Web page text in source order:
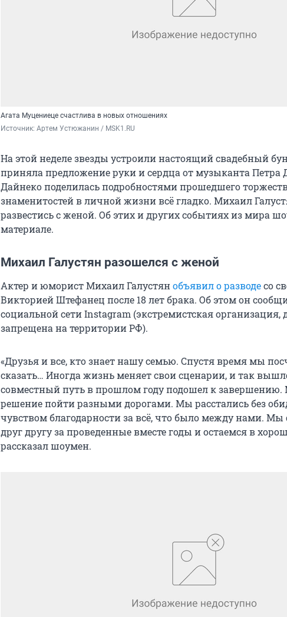
Агата Муцениеце счастлива в новых отношениях
Источник: Артем Устюжанин / MSK1.RU
На этой неделе звезды устроили настоящий свадебный
приняла предложение руки и сердца от музыканта Петра
Дайнеко поделилась подробностями прошедшего
знаменитостей в личной жизни всё гладко. Михаил
развестись с женой. Об этих и других событиях из мира
материале.
Михаил Галустян разошелся с женой
Актер и юморист Михаил Галустянобъявил о разводесо
Викторией Штефанец после 18 лет брака. Об этом он
социальной сети Instagram (экстремистская организация,
запрещена на территории РФ).
«Друзья и все, кто знает нашу семью. Спустя время мы
сказать… Иногда жизнь меняет свои сценарии, и так
совместный путь в прошлом году подошел к
решение пойти разными дорогами. Мы расстались без
чувством благодарности за всё, что было между нами. Мы
друг другу за проведенные вместе годы и остаемся в
рассказал шоумен.